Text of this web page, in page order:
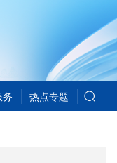
热点专题